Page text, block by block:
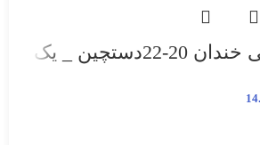
پسته کله قوچی خندان 20-22دستچین _ یک